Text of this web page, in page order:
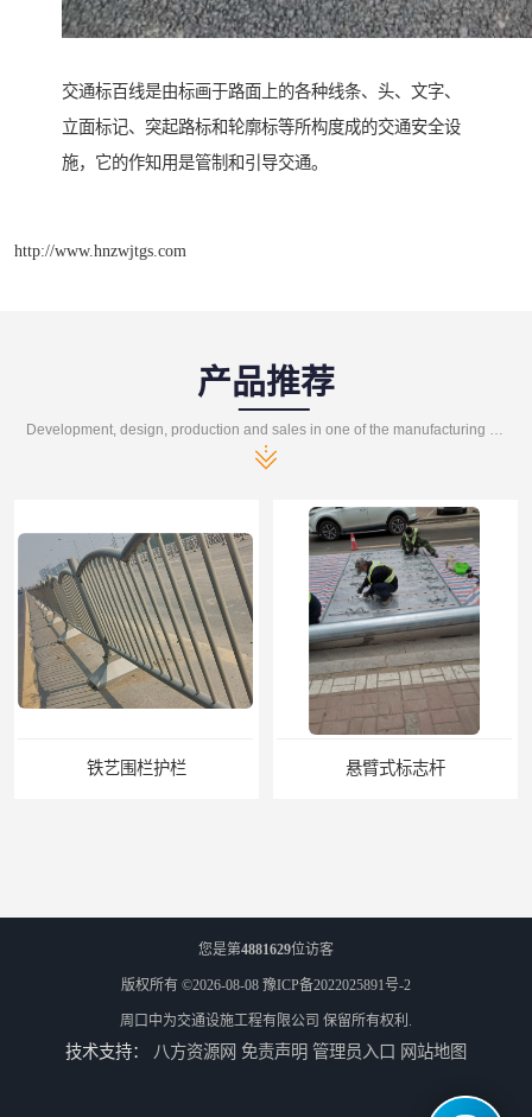
交通标百线是由标画于路面上的各种线条、头、文字、
立面标记、突起路标和轮廓标等所构度成的交通安全设
施，它的作知用是管制和引导交通。
http://www.hnzwjtgs.com
产品推荐
Development, design, production and sales in one of the manufacturing enterprises
铁艺围栏护栏 悬臂式标志杆
您是第4881629位访客
版权所有 ©2026-08-08 豫ICP备2022025891号-2
周口中为交通设施工程有限公司 保留所有权利.
技术支持： 八方资源网 免责声明 管理员入口 网站地图